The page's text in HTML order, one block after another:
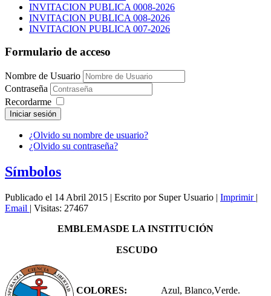
INVITACION PUBLICA 0008-2026
INVITACION PUBLICA 008-2026
INVITACION PUBLICA 007-2026
Formulario de acceso
Nombre de Usuario
Contraseña
Recordarme
Iniciar sesión
¿Olvido su nombre de usuario?
¿Olvido su contraseña?
Símbolos
Publicado el 14 Abril 2015 | Escrito por Super Usuario | Imprimir |
Email | Visitas: 27467
EMBLEMASDE LA INSTITUCIÓN
ESCUDO
COLORES: Azul, Blanco,Verde.